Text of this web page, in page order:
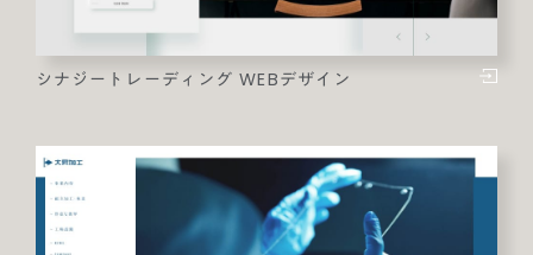
シナジートレーディング WEBデザイン